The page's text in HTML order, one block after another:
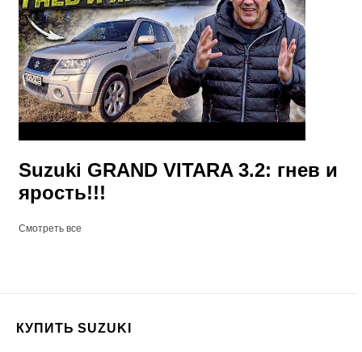
Suzuki GRAND VITARA 3.2: гнев и
ярость!!!
Смотреть все
КУПИТЬ SUZUKI